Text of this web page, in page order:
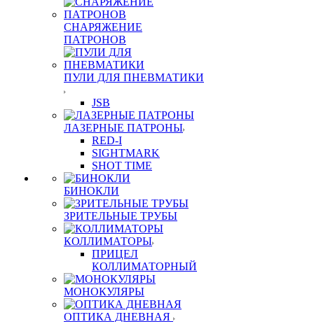
СНАРЯЖЕНИЕ
ПАТРОНОВ
ПУЛИ ДЛЯ ПНЕВМАТИКИ
JSB
ЛАЗЕРНЫЕ ПАТРОНЫ
RED-I
SIGHTMARK
SHOT TIME
БИНОКЛИ
ЗРИТЕЛЬНЫЕ ТРУБЫ
КОЛЛИМАТОРЫ
ПРИЦЕЛ
КОЛЛИМАТОРНЫЙ
МОНОКУЛЯРЫ
ОПТИКА ДНЕВНАЯ